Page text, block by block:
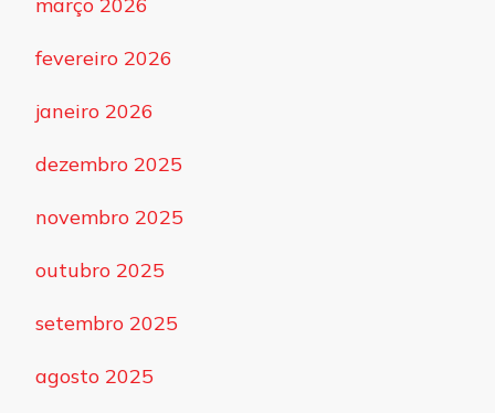
março 2026
fevereiro 2026
janeiro 2026
dezembro 2025
novembro 2025
outubro 2025
setembro 2025
agosto 2025